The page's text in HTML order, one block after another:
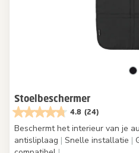
Stoelbeschermer
4.8 (24)
Beschermt het interieur van je
antisliplaag | Snelle installatie |